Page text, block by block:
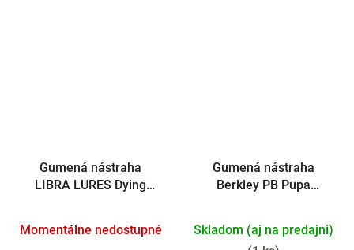
Gumená nástraha
LIBRA LURES Dying
Momentálne nedostupné
Gumená nástraha
Berkley PB Pupa
Skladom (aj na predajni)